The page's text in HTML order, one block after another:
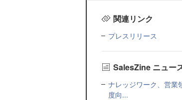
関連リンク
プレスリリース
SalesZine ニュー
ナレッジワーク、営業
度向...